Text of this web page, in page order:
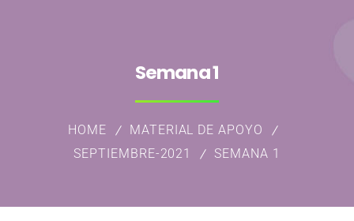
Semana 1
HOME
MATERIAL DE APOYO
SEPTIEMBRE-2021
SEMANA 1